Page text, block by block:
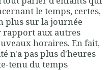
le temps, certes,
plus sur la journée
rapport aux autres
horaires. En fait,
n'a pas plus d'heures
tenu du temps